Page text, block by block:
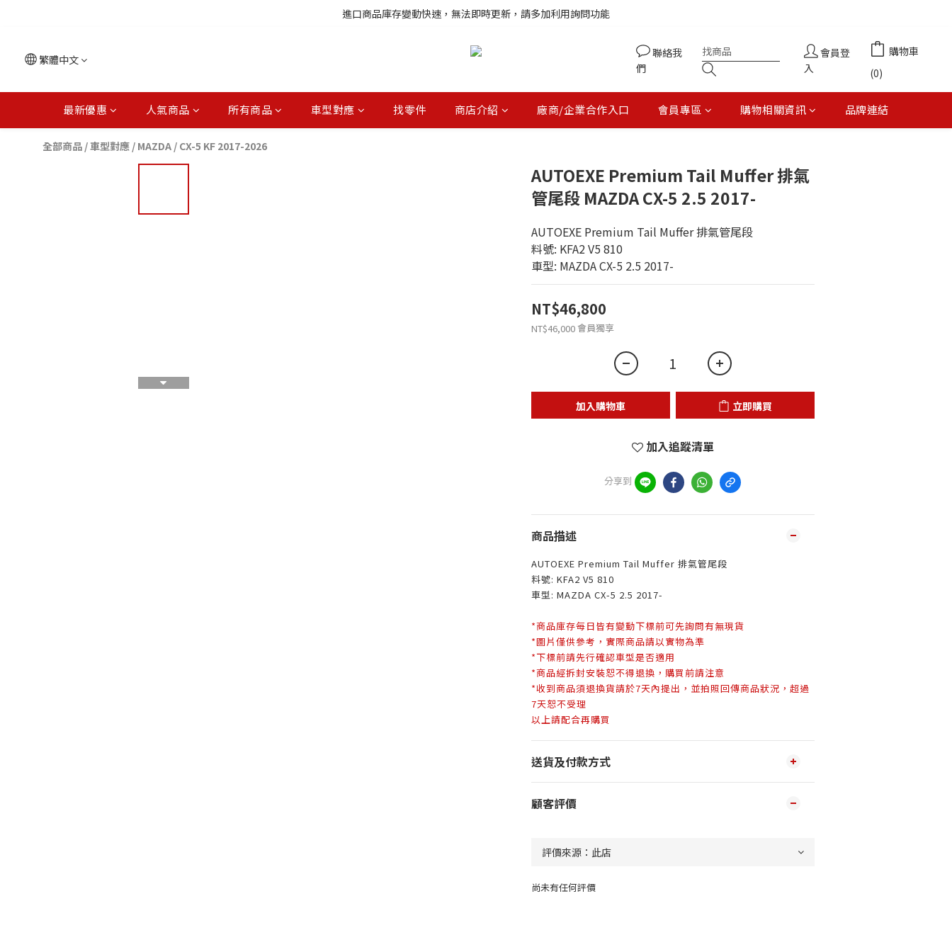
註冊就送購物金，歡迎加入享更多優惠
進口商品庫存變動快速，無法即時更新，請多加利用詢問功能
繁體中文
聯絡我
們
會員登
入
購物車
(0)
最新優惠 人氣商品 所有商品 車型對應 找零件 商店介紹 廠商/企業合作入口 會員專區 購物相關資訊 品牌連結
全部商品 /車型對應 / MAZDA / CX-5 KF 2017-2026
AUTOEXE Premium Tail Muffer 排氣
管尾段 MAZDA CX-5 2.5 2017-
AUTOEXE Premium Tail Muffer 排氣管尾段
料號: KFA2 V5 810
車型: MAZDA CX-5 2.5 2017-
NT$46,800
NT$46,000會員獨享
加入購物車 立即購買
加入追蹤清單
分享到
商品描述
AUTOEXE Premium Tail Muffer 排氣管尾段
料號: KFA2 V5 810
車型: MAZDA CX-5 2.5 2017-
*商品庫存每日皆有變動下標前可先詢問有無現貨
*圖片僅供參考，實際商品請以實物為準
*下標前請先行確認車型是否適用
*商品經拆封安裝恕不得退換，購買前請注意
*收到商品須退換貨請於7天內提出，並拍照回傳商品狀況，超過
7天恕不受理
以上請配合再購買
送貨及付款方式
顧客評價
尚未有任何評價